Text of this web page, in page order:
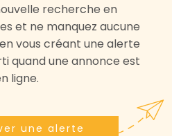
recherche en
et ne manquez aucune
vous créant une alerte
quand une annonce est
ligne.
une alerte